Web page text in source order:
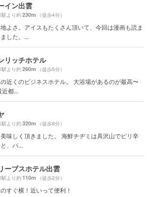
イン出雲
駅より約230m （徒歩4分）
よさ。アイスもたくさん頂いて、今回は漫画も読ま
した。...
リッチホテル
駅より約260m （徒歩5分）
近くのビジネスホテル。 大浴場があるのが最高〜
都...
駅より約320m （徒歩6分）
味しく頂きました。 海鮮チヂミは具沢山でピリ辛
、パ...
ーブスホテル出雲
駅より約110m （徒歩2分）
すぐ横！近いって便利！